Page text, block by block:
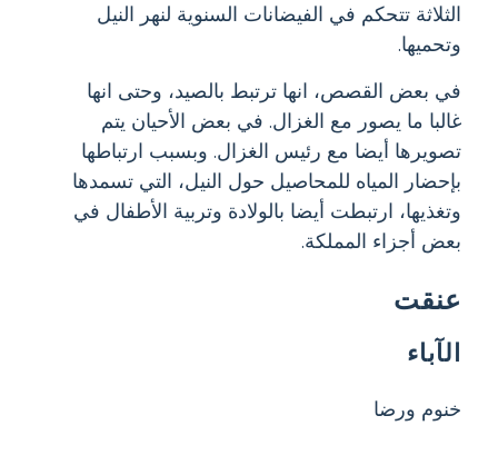
الثلاثة تتحكم في الفيضانات السنوية لنهر النيل
وتحميها.
في بعض القصص، انها ترتبط بالصيد، وحتى انها
غالبا ما يصور مع الغزال. في بعض الأحيان يتم
تصويرها أيضا مع رئيس الغزال. وبسبب ارتباطها
بإحضار المياه للمحاصيل حول النيل، التي تسمدها
وتغذيها، ارتبطت أيضا بالولادة وتربية الأطفال في
بعض أجزاء المملكة.
عنقت
الآباء
خنوم ورضا